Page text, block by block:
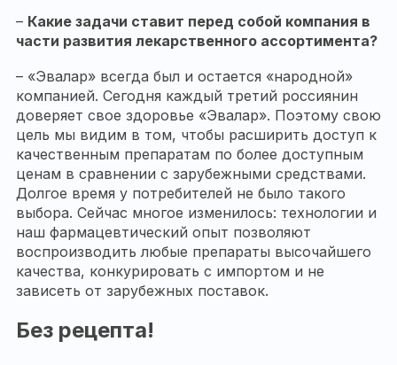
– Какие задачи ставит перед собой компания в
части развития лекарственного ассортимента?
– «Эвалар» всегда был и остается «народной»
компанией. Сегодня каждый третий россиянин
доверяет свое здоровье «Эвалар». Поэтому свою
цель мы видим в том, чтобы расширить доступ к
качественным препаратам по более доступным
ценам в сравнении с зарубежными средствами.
Долгое время у потребителей не было такого
выбора. Сейчас многое изменилось: технологии и
наш фармацевтический опыт позволяют
воспроизводить любые препараты высочайшего
качества, конкурировать с импортом и не
зависеть от зарубежных поставок.
Без рецепта!